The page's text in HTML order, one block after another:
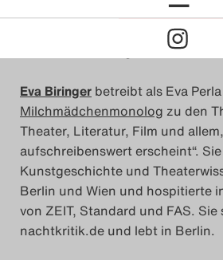
to
Das
2011
Das
2012
Das
2013
Das ist die TT-Blog-Redaktion
Eva Biringer betreibt als Eva
Milchmädchenmonolog zu den
Theater, Literatur, Film und
aufschreibenswert erscheint“.
Kunstgeschichte und
Berlin und Wien und hospitierte
von ZEIT, Standard und FAS.
nachtkritik.de und lebt in Berlin.